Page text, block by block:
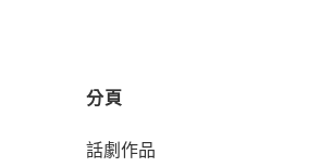
分頁
話劇作品